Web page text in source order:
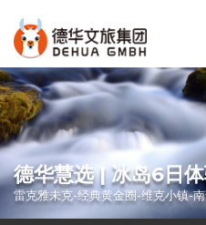
德华慧选 | 冰岛6日
雷克雅未克-经典黄金圈-维克小镇-